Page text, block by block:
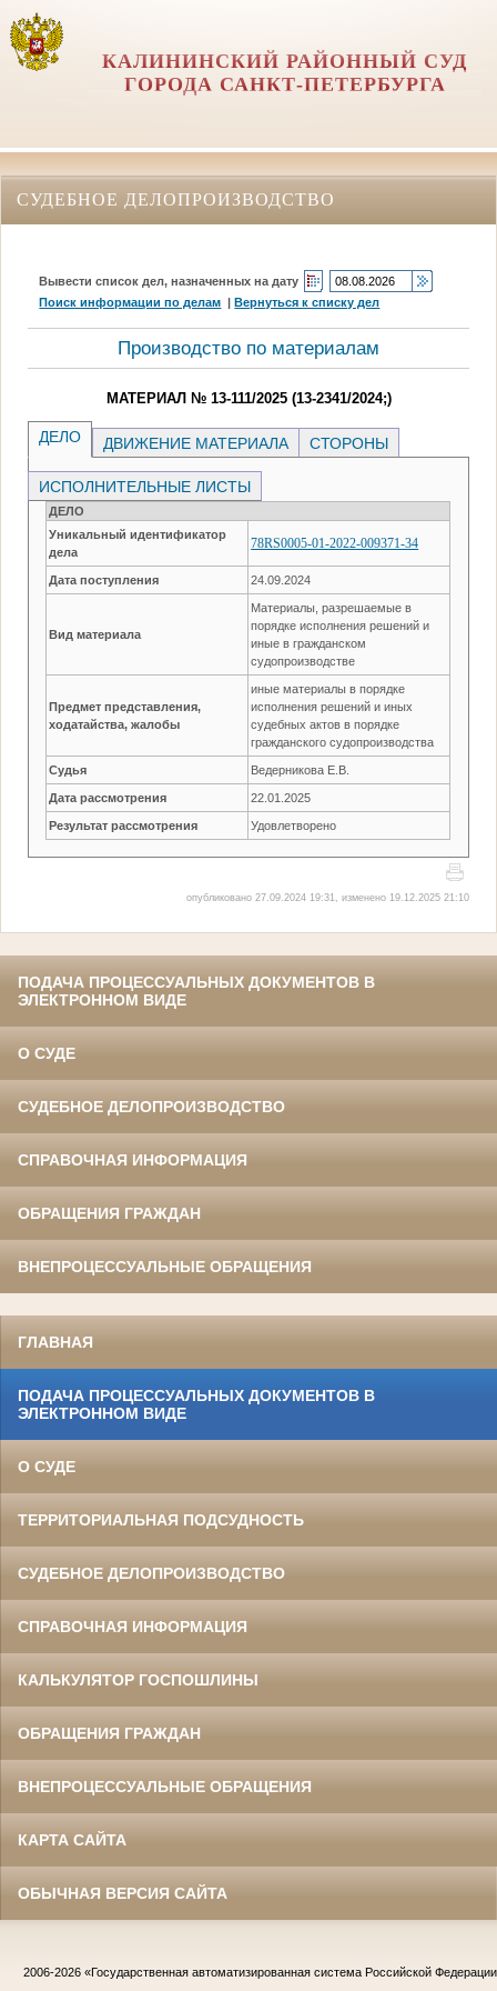
КАЛИНИНСКИЙ РАЙОННЫЙ СУД
ГОРОДА САНКТ-ПЕТЕРБУРГА
СУДЕБНОЕ ДЕЛОПРОИЗВОДСТВО
Вывести список дел, назначенных на дату
Поиск информации по делам |Вернуться к списку дел
Производство по материалам
МАТЕРИАЛ № 13-111/2025 (13-2341/2024;)
ДЕЛО ДВИЖЕНИЕ МАТЕРИАЛА СТОРОНЫ
ИСПОЛНИТЕЛЬНЫЕ ЛИСТЫ
ДЕЛО
Уникальный идентификатор
дела
78RS0005-01-2022-009371-34
Дата поступления 24.09.2024
Вид материала
Материалы, разрешаемые в
порядке исполнения решений и
иные в гражданском
судопроизводстве
Предмет представления,
ходатайства, жалобы
иные материалы в порядке
исполнения решений и иных
судебных актов в порядке
гражданского судопроизводства
Судья Ведерникова Е.В.
Дата рассмотрения 22.01.2025
Результат рассмотрения Удовлетворено
опубликовано 27.09.2024 19:31, изменено 19.12.2025 21:10
ПОДАЧА ПРОЦЕССУАЛЬНЫХ ДОКУМЕНТОВ В
ЭЛЕКТРОННОМ ВИДЕ
О СУДЕ
СУДЕБНОЕ ДЕЛОПРОИЗВОДСТВО
СПРАВОЧНАЯ ИНФОРМАЦИЯ
ОБРАЩЕНИЯ ГРАЖДАН
ВНЕПРОЦЕССУАЛЬНЫЕ ОБРАЩЕНИЯ
ГЛАВНАЯ
ПОДАЧА ПРОЦЕССУАЛЬНЫХ ДОКУМЕНТОВ В
ЭЛЕКТРОННОМ ВИДЕ
О СУДЕ
ТЕРРИТОРИАЛЬНАЯ ПОДСУДНОСТЬ
СУДЕБНОЕ ДЕЛОПРОИЗВОДСТВО
СПРАВОЧНАЯ ИНФОРМАЦИЯ
КАЛЬКУЛЯТОР ГОСПОШЛИНЫ
ОБРАЩЕНИЯ ГРАЖДАН
ВНЕПРОЦЕССУАЛЬНЫЕ ОБРАЩЕНИЯ
КАРТА САЙТА
ОБЫЧНАЯ ВЕРСИЯ САЙТА
2006-2026 «Государственная автоматизированная система Российской